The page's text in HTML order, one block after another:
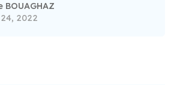
BOUAGHAZ
2022